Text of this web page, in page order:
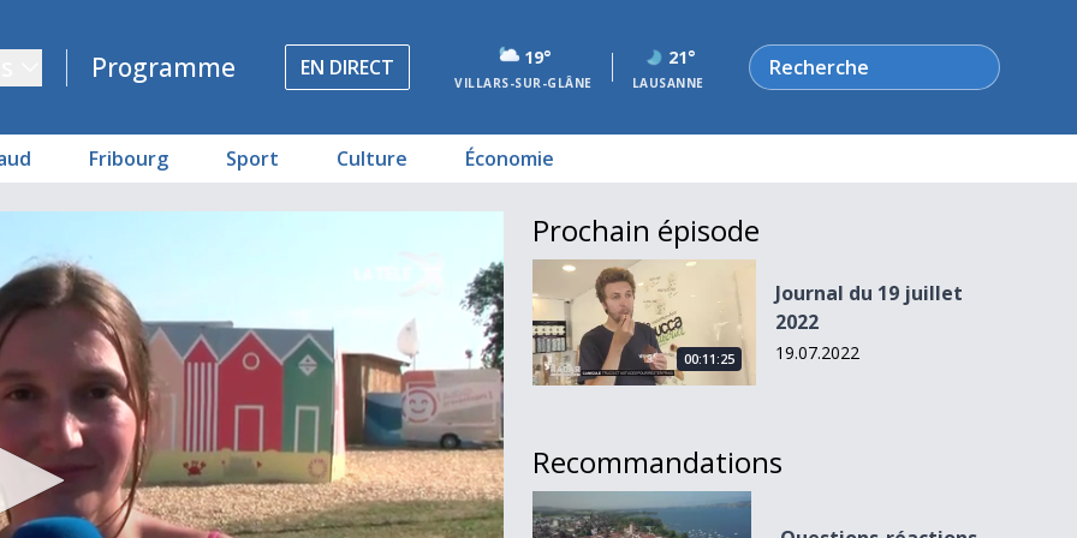
Programme EN DIRECT 19°
VILLARS-SUR-GLÂNE
21°
LAUSANNE
Rechercher
Fribourg Sport Culture Économie
Prochain épisode
Journal du 19 juillet 2022
00:11:25
Journal du 19 juillet
2022
19.07.2022
Recommandations
Questions-réactions